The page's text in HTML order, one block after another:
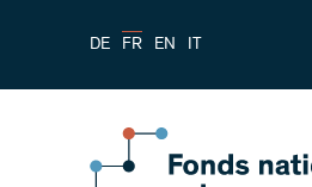
DE FR EN IT